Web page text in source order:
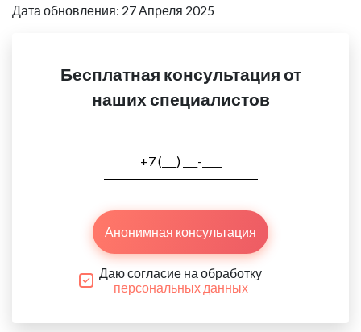
Дата обновления: 27 Апреля 2025
Бесплатная консультация от
наших специалистов
Анонимная консультация
Даю согласие на обработку
персональных данных